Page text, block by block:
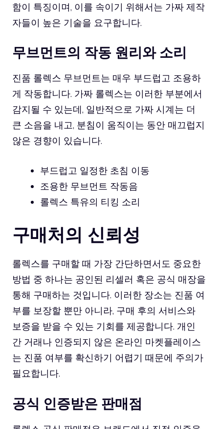
함이 특징이며, 이를 속이기 위해서는 가짜 제작
자들이 높은 기술을 요구합니다.
무브먼트의 작동 원리와 소리
진품 롤렉스 무브먼트는 매우 부드럽고 조용하
게 작동합니다. 가짜 롤렉스는 이러한 부분에서
감지될 수 있는데, 일반적으로 가짜 시계는 더
큰 소음을 내고, 분침이 움직이는 동안 매끄럽지
않은 경향이 있습니다.
부드럽고 일정한 초침 이동
조용한 무브먼트 작동음
롤렉스 특유의 티킹 소리
구매처의 신뢰성
롤렉스를 구매할 때 가장 간단하면서도 중요한
방법 중 하나는 공인된 리셀러 혹은 공식 매장을
통해 구매하는 것입니다. 이러한 장소는 진품 여
부를 보장할 뿐만 아니라, 구매 후의 서비스와
보증을 받을 수 있는 기회를 제공합니다. 개인
간 거래나 인증되지 않은 온라인 마켓플레이스
는 진품 여부를 확신하기 어렵기 때문에 주의가
필요합니다.
공식 인증받은 판매점